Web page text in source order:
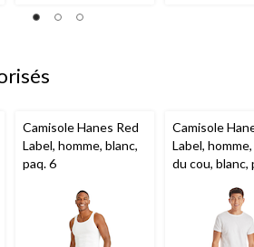
Camisole Hanes Red
Label, homme, blanc,
paq. 6
Camisole
Label,
du cou, blanc,